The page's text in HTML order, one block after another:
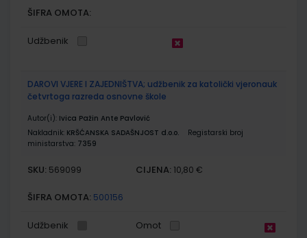
ŠIFRA OMOTA:
Udžbenik
DAROVI VJERE I ZAJEDNIŠTVA; udžbenik za katolički vjeronauk
četvrtoga razreda osnovne škole
Autor(i): Ivica Pažin Ante Pavlović
Nakladnik: KRŠĆANSKA SADAŠNJOST d.o.o.
Registarski broj
ministarstva: 7359
SKU: 569099 CIJENA: 10,80 €
ŠIFRA OMOTA: 500156
Udžbenik Omot